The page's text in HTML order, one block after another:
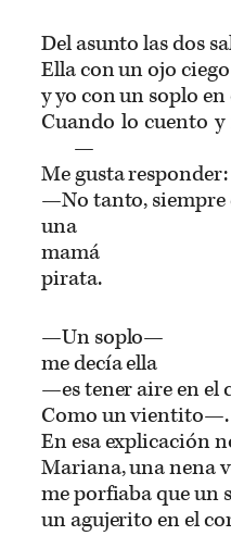
Del asunto las dos
Ella con un ojo ciego
y yo con un soplo
Cuando lo cuento
—
Me gusta responder:
—No tanto, siempre
una
mamá
pirata.
—Un soplo—
me decía ella
—es tener aire en el
Como un vientito—.
En esa explicación
Mariana, una nena
me porfiaba que un
un agujerito en el